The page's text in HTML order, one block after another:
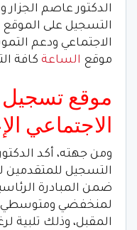
الدكتور عاصم الجزار
التسجيل على الموقع
الاجتماعي ودعم
موقع الساعة كافة
موقع
الاجتماعي
ومن جهته، أكد
التسجيل
المقبل، وذلك تلبية